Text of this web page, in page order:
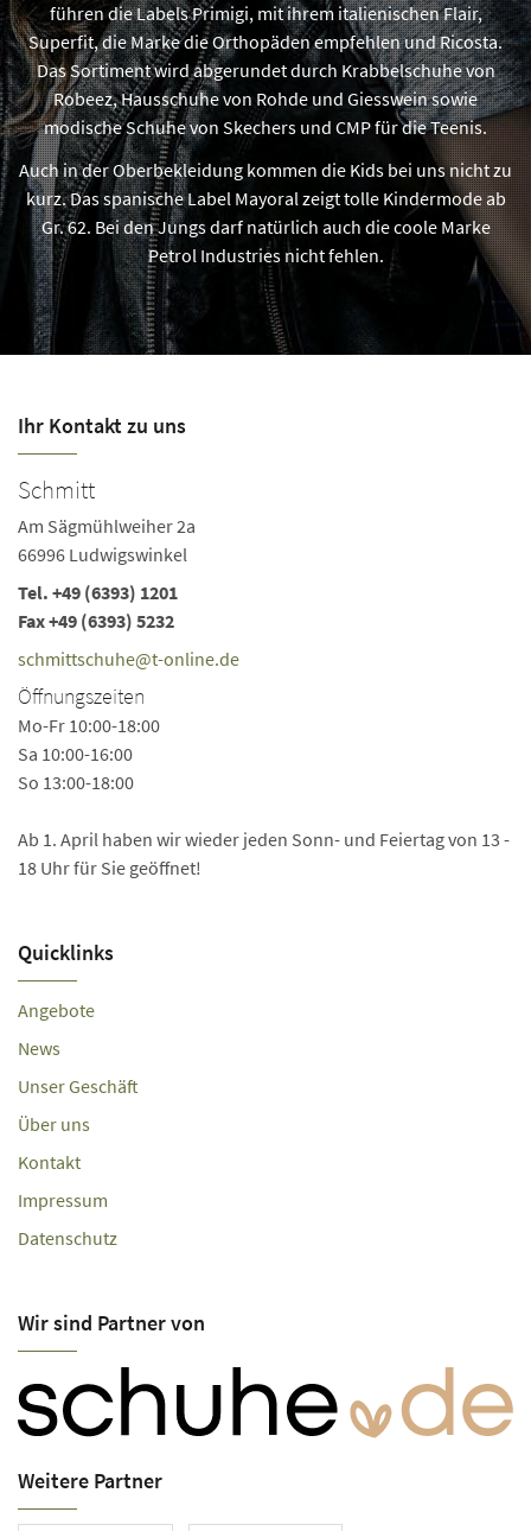
führen die Labels Primigi, mit ihrem italienischen Flair,
Superfit, die Marke die Orthopäden empfehlen und Ricosta.
Das Sortiment wird abgerundet durch Krabbelschuhe von
Robeez, Hausschuhe von Rohde und Giesswein sowie
modische Schuhe von Skechers und CMP für die Teenis.
Auch in der Oberbekleidung kommen die Kids bei uns nicht zu
kurz. Das spanische Label Mayoral zeigt tolle Kindermode ab
Gr. 62. Bei den Jungs darf natürlich auch die coole Marke
Petrol Industries nicht fehlen.
Ihr Kontakt zu uns
Schmitt
Am Sägmühlweiher 2a
66996 Ludwigswinkel
Tel. +49 (6393) 1201
Fax +49 (6393) 5232
schmittschuhe@t-online.de
Öffnungszeiten
Mo-Fr 10:00-18:00
Sa 10:00-16:00
So 13:00-18:00
Ab 1. April haben wir wieder jeden Sonn- und Feiertag von 13 -
18 Uhr für Sie geöffnet!
Quicklinks
Angebote
News
Unser Geschäft
Über uns
Kontakt
Impressum
Datenschutz
Wir sind Partner von
Weitere Partner